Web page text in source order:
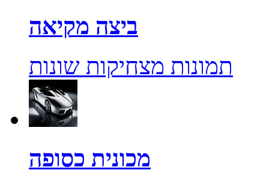
ביצה מקיאה
תמונות מצחיקות שונות
מכונית כסופה